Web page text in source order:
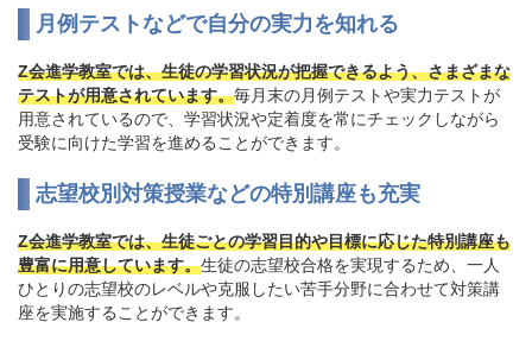
月例テストなどで自分の実力を知れる
Z会進学教室では、生徒の学習状況が把握できるよう、さまざまな
テストが用意されています。毎月末の月例テストや実力テストが
用意されているので、学習状況や定着度を常にチェックしながら
受験に向けた学習を進めることができます。
志望校別対策授業などの特別講座も充実
Z会進学教室では、生徒ごとの学習目的や目標に応じた特別講座も
豊富に用意しています。生徒の志望校合格を実現するため、一人
ひとりの志望校のレベルや克服したい苦手分野に合わせて対策講
座を実施することができます。